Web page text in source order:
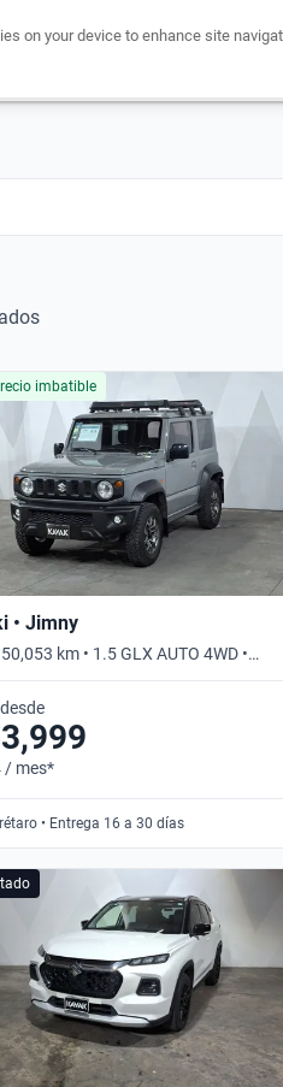
imbatible
• Jimny
km • 1.5 GLX AUTO 4WD •
/ mes*
• Entrega 16 a 30 días
on your device to enhance site